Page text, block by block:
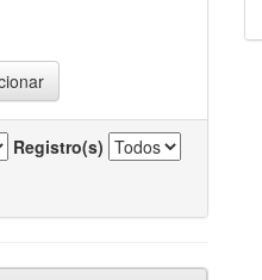
Registro(s)